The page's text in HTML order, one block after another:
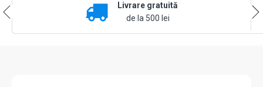
Livrare gratuită
de la 500 lei